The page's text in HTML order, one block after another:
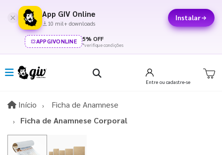
App GIV Online
10 mil+ downloads
Instalar
APPGIVONLINE 5% OFF
*verifique condições
Entre ou cadastre-se
Início InícioFicha de Anamnese
Ficha de Anamnese Corporal